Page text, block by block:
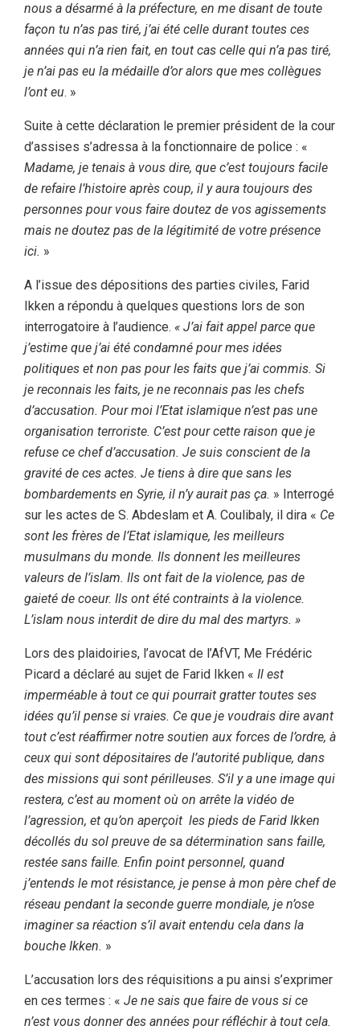
nous a désarmé à la préfecture, en me disant de toute
façon tu n’as pas tiré, j’ai été celle durant toutes ces
années qui n’a rien fait, en tout cas celle qui n’a pas tiré,
je n’ai pas eu la médaille d’or alors que mes collègues
l’ont eu. »
Suite à cette déclaration le premier président de la cour
d’assises s’adressa à la fonctionnaire de police : «
Madame, je tenais à vous dire, que c’est toujours facile
de refaire l’histoire après coup, il y aura toujours des
personnes pour vous faire doutez de vos agissements
mais ne doutez pas de la légitimité de votre présence
ici. »
A l’issue des dépositions des parties civiles, Farid
Ikken a répondu à quelques questions lors de son
interrogatoire à l’audience. « J’ai fait appel parce que
j’estime que j’ai été condamné pour mes idées
politiques et non pas pour les faits que j’ai commis. Si
je reconnais les faits, je ne reconnais pas les chefs
d’accusation. Pour moi l’Etat islamique n’est pas une
organisation terroriste. C’est pour cette raison que je
refuse ce chef d’accusation. Je suis conscient de la
gravité de ces actes. Je tiens à dire que sans les
bombardements en Syrie, il n’y aurait pas ça. » Interrogé
sur les actes de S. Abdeslam et A. Coulibaly, il dira « Ce
sont les frères de l’Etat islamique, les meilleurs
musulmans du monde. Ils donnent les meilleures
valeurs de l’islam. Ils ont fait de la violence, pas de
gaieté de coeur. Ils ont été contraints à la violence.
L’islam nous interdit de dire du mal des martyrs. »
Lors des plaidoiries, l’avocat de l’AfVT, Me Frédéric
Picard a déclaré au sujet de Farid Ikken « Il est
imperméable à tout ce qui pourrait gratter toutes ses
idées qu’il pense si vraies. Ce que je voudrais dire avant
tout c’est réaffirmer notre soutien aux forces de l’ordre, à
ceux qui sont dépositaires de l’autorité publique, dans
des missions qui sont périlleuses. S’il y a une image qui
restera, c’est au moment où on arrête la vidéo de
l’agression, et qu’on aperçoit les pieds de Farid Ikken
décollés du sol preuve de sa détermination sans faille,
restée sans faille. Enfin point personnel, quand
j’entends le mot résistance, je pense à mon père chef de
réseau pendant la seconde guerre mondiale, je n’ose
imaginer sa réaction s’il avait entendu cela dans la
bouche Ikken. »
L’accusation lors des réquisitions a pu ainsi s’exprimer
en ces termes : « Je ne sais que faire de vous si ce
n’est vous donner des années pour réfléchir à tout cela.